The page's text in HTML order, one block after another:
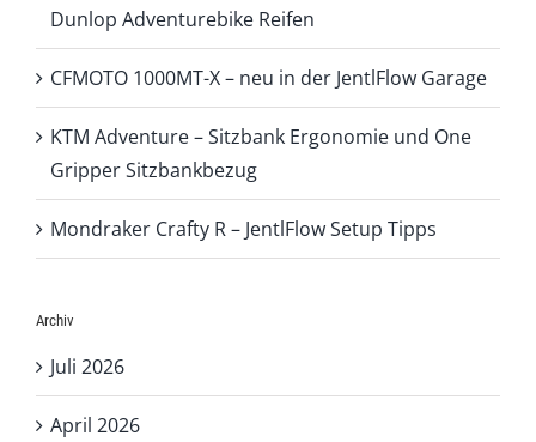
Dunlop Adventurebike Reifen
CFMOTO 1000MT-X – neu in der JentlFlow Garage
KTM Adventure – Sitzbank Ergonomie und One
Gripper Sitzbankbezug
Mondraker Crafty R – JentlFlow Setup Tipps
Archiv
Juli 2026
April 2026